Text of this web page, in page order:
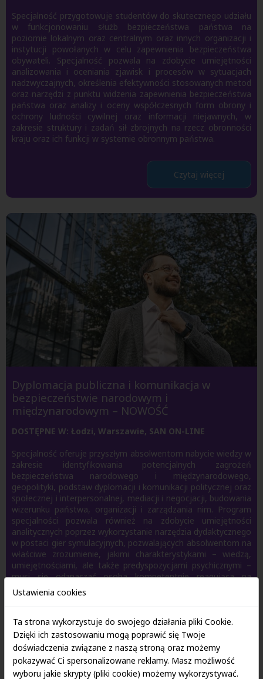
Specjalność przygotowuje studentów do skutecznego udziału
w funkcjonowaniu służb bezpieczeństwa państwa na
poziomie lokalnym oraz centralnym oraz innych organizacji i
instytucji powołanych w celu zapewnienia bezpieczeństwa
obywateli. Specjalność pozwala na zdobycie umiejętności
analizowania i oceniania zjawisk i procesów w sytuacjach
nadzwyczajnych, określenia efektywności stosowanych metod
oraz narzędzi z punktu widzenia zapewnienia bezpieczeństwa
państwa oraz analizy i oceny współczesnych form obrony i
ochrony ludności cywilnej oraz informacji niejawnych, w
zakresie struktury i zadań sił zbrojnych na rzecz obronności
kraju oraz ich funkcji w systemie obronnym państwa.
Czytaj więcej
Dyplomacja publiczna i komunikacja w
bezpieczeństwie narodowym i
międzynarodowym – NOWOŚĆ
DOSTĘPNE W: Łodzi, Warszawie, SAN ON-LINE
Specjalność oferuje przyszłym absolwentom nabycie wiedzy w
zakresie identyfikowania potencjalnych zagrożeń
bezpieczeństwa narodowego i międzynarodowego,
geopolityki, podstaw dyplomacji i komunikacji politycznej oraz
społecznej i interpersonalnej, mediacji i negocjacji, budowania
wizerunku państwa, organizacji i zarządzania nim. Program
specjalności pozwala również na zdobycie umiejętności
analitycznych poprzez wykorzystanie narzędzia dydaktycznego
w postaci gier symulacyjnych, pozwalających absolwentom na
właściwe zrozumienie, jakimi charakterystykami – wiedzą,
umiejętnościami, ale także predyspozycjami psychicznymi –
musi się odznaczać osoba kompetentnie reagująca na
zagrożenia w obszarze bezpieczeństwa.
Czytaj więcej
Ustawienia cookies
Ta strona wykorzystuje do swojego działania pliki Cookie.
Dzięki ich zastosowaniu mogą poprawić się Twoje
doświadczenia związane z naszą stroną oraz możemy
pokazywać Ci spersonalizowane reklamy. Masz możliwość
wyboru jakie skrypty (pliki cookie) możemy wykorzystywać.